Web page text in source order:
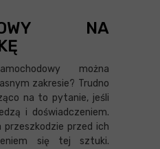
NA
można
zakresie? Trudno
na to pytanie, jeśli
i doświadczeniem.
przeszkodzie przed ich
się tej sztuki.